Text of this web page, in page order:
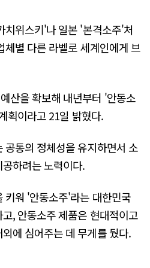
치위스키'나 일본 '본격소주'처
체별 다른 라벨로 세계인에게 브
산을 확보해 내년부터 '안동소
획이라고 21일 밝혔다.
통의 정체성을 유지하면서 소
하려는 노력이다.
키워 '안동소주'라는 대한민국
, 안동소주 제품은 현대적이고
에 심어주는 데 무게를 뒀다.